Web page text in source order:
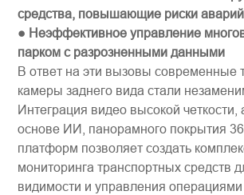
средства, повышающие риски аварий
● Неэффективное управление
парком с разрозненными данными
В ответ на эти вызовы современные
камеры заднего вида​​ стали
Интеграция видео высокой четкости,
основе ИИ, панорамного покрытия
платформ позволяет создать
мониторинга транспортных средств​​
видимости и управления